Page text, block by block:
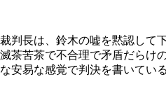
判長は、鈴木の嘘を黙認し
苦茶で不合理で矛盾だら
易な感覚で判決を書いて